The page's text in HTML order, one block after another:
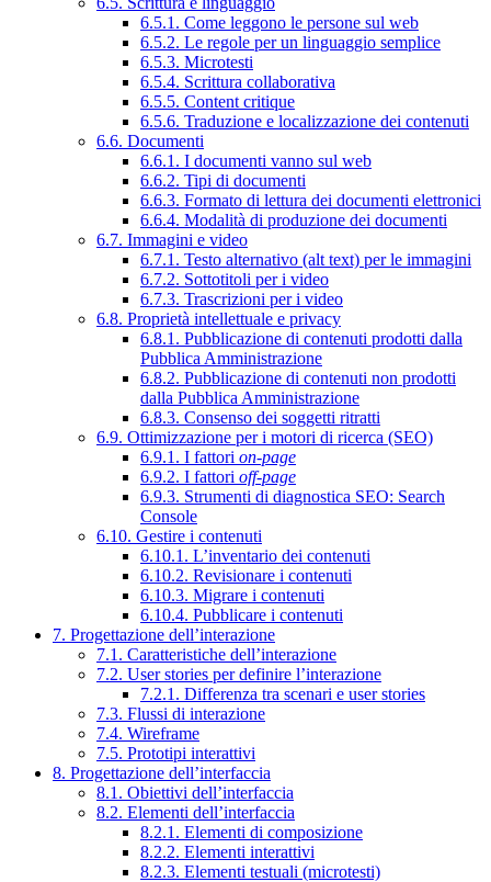
6.5.1. Come leggono le persone sul web
6.5.2. Le regole per un linguaggio semplice
6.5.3. Microtesti
6.5.4. Scrittura collaborativa
6.5.5. Content critique
6.5.6. Traduzione e localizzazione dei contenuti
6.6. Documenti
6.6.1. I documenti vanno sul web
6.6.2. Tipi di documenti
6.6.3. Formato di lettura dei documenti elettronici
6.6.4. Modalità di produzione dei documenti
6.7. Immagini e video
6.7.1. Testo alternativo (alt text) per le immagini
6.7.2. Sottotitoli per i video
6.7.3. Trascrizioni per i video
6.8. Proprietà intellettuale e privacy
6.8.1. Pubblicazione di contenuti prodotti dalla
Pubblica Amministrazione
6.8.2. Pubblicazione di contenuti non prodotti
dalla Pubblica Amministrazione
6.8.3. Consenso dei soggetti ritratti
6.9. Ottimizzazione per i motori di ricerca (SEO)
6.9.1. I fattori on-page
6.9.2. I fattori off-page
6.9.3. Strumenti di diagnostica SEO: Search
Console
6.10. Gestire i contenuti
6.10.1. L’inventario dei contenuti
6.10.2. Revisionare i contenuti
6.10.3. Migrare i contenuti
6.10.4. Pubblicare i contenuti
7. Progettazione dell’interazione
7.1. Caratteristiche dell’interazione
7.2. User stories per definire l’interazione
7.2.1. Differenza tra scenari e user stories
7.3. Flussi di interazione
7.4. Wireframe
7.5. Prototipi interattivi
8. Progettazione dell’interfaccia
8.1. Obiettivi dell’interfaccia
8.2. Elementi dell’interfaccia
8.2.1. Elementi di composizione
8.2.2. Elementi interattivi
8.2.3. Elementi testuali (microtesti)